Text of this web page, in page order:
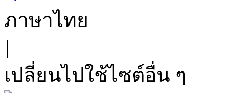
ภาษาไทย
|
เปลี่ยนไปใช้ไซต์อื่น ๆ